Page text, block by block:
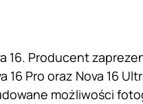
16. Producent
Pro oraz Nova 16
możliwości